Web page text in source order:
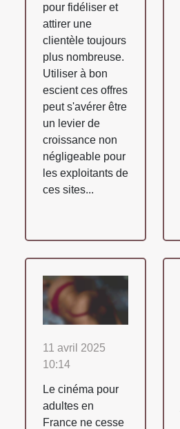
pour fidéliser et
attirer une
clientèle toujours
plus nombreuse.
Utiliser à bon
escient ces offres
peut s'avérer être
un levier de
croissance non
négligeable pour
les exploitants de
ces sites...
11 avril 2025
10:14
Le cinéma pour
adultes en
France ne cesse